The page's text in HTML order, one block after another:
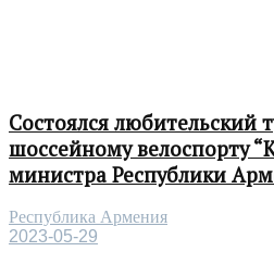
Состоялся любительский
шоссейному велоспорту
министра Республики
Республика Армения
2023-05-29